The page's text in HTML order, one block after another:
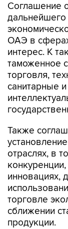
Соглашение
дальнейшего
ОАЭ в
интерес. К
таможенное
торговля,
санитарные
Также
отраслях, в
инновациях,
торговле
сближении
продукции.